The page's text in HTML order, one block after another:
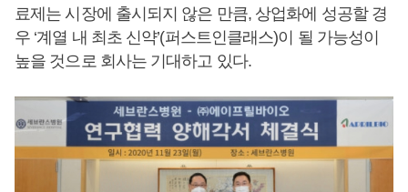
료제는 시장에 출시되지 않은 만큼, 상업화에 성공할 경
우 ‘계열 내 최초 신약’(퍼스트인클래스)이 될 가능성이
높을 것으로 회사는 기대하고 있다.